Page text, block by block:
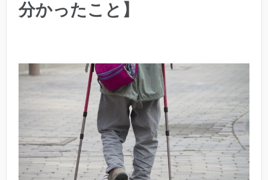
分かったこと】